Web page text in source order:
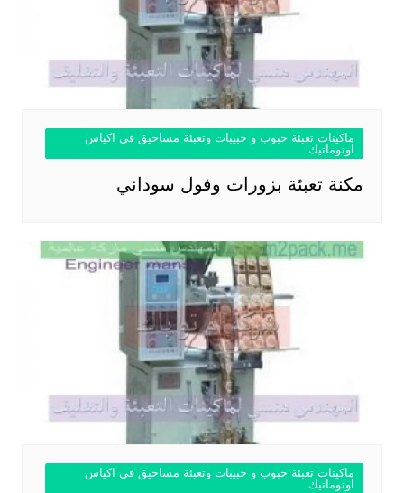
ماكينات تعبئة حبوب و حبيبات وتعبئة مساحيق في اكياس
اوتوماتيك
مكنة تعبئة بزورات وفول سوداني
ماكينات تعبئة حبوب و حبيبات وتعبئة مساحيق في اكياس
اوتوماتيك